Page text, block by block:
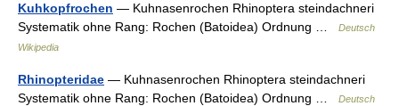
Kuhkopfrochen — Kuhnasenrochen Rhinoptera steindachneri
Systematik ohne Rang: Rochen (Batoidea) Ordnung …
Deutsch
Wikipedia
Rhinopteridae — Kuhnasenrochen Rhinoptera steindachneri
Systematik ohne Rang: Rochen (Batoidea) Ordnung …
Deutsch